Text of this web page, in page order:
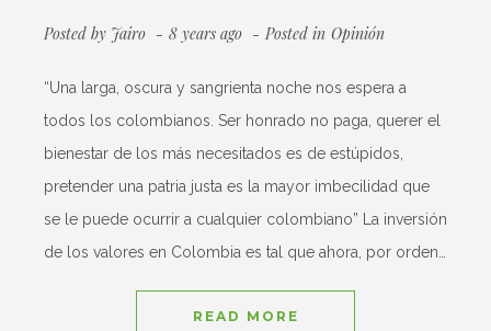
Posted by Jairo 8 years ago Posted in Opinión
“Una larga, oscura y sangrienta noche nos espera a
todos los colombianos. Ser honrado no paga, querer el
bienestar de los más necesitados es de estúpidos,
pretender una patria justa es la mayor imbecilidad que
se le puede ocurrir a cualquier colombiano” La inversión
de los valores en Colombia es tal que ahora, por orden…
READ MORE